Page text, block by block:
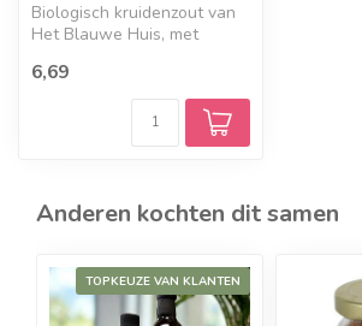
Biologisch kruidenzout van
Het Blauwe Huis, met
6,69
Anderen kochten dit samen
TOPKEUZE VAN KLANTEN